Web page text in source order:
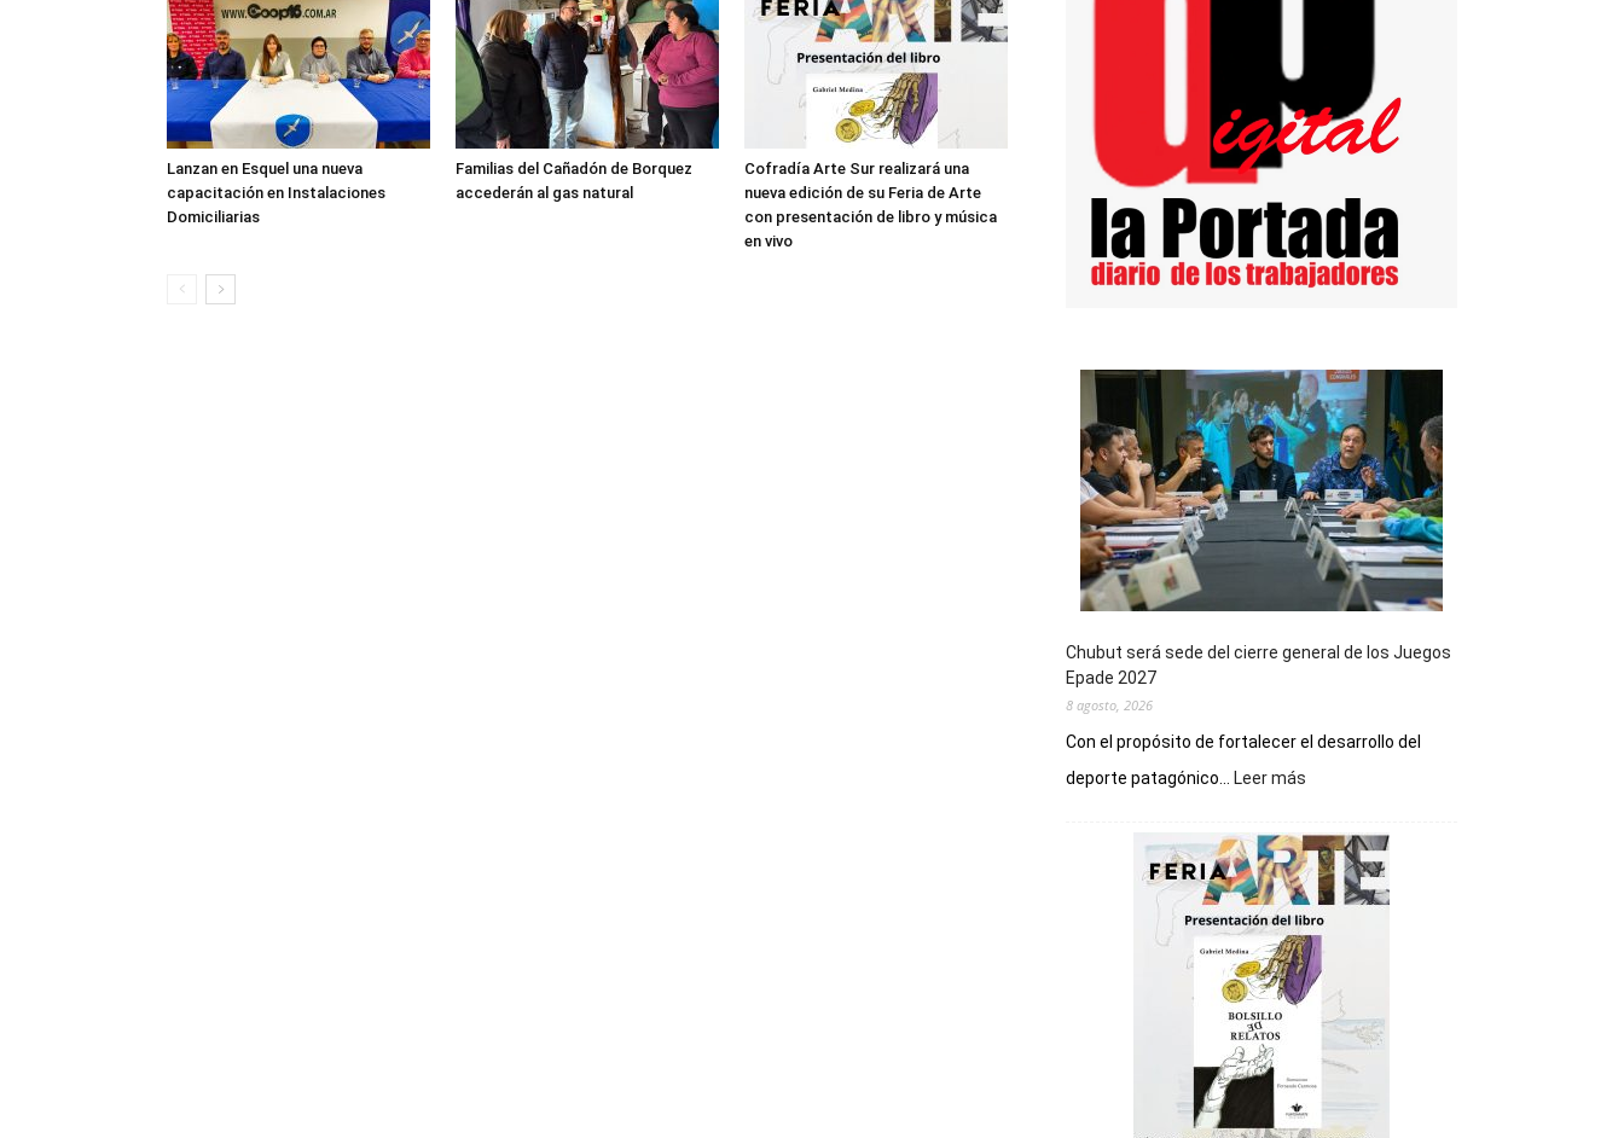
Lanzan en Esquel una nueva
capacitación en Instalaciones
Domiciliarias
Familias del Cañadón de Borquez
accederán al gas natural
Cofradía Arte Sur realizará una
nueva edición de su Feria de Arte
con presentación de libro y música
en vivo
Chubut será sede del cierre general de los Juegos
Epade 2027
8 agosto, 2026
Con el propósito de fortalecer el desarrollo del
deporte patagónico...
Leer más
sede
del
cierre
general
de
los
Juegos
Epade
2027